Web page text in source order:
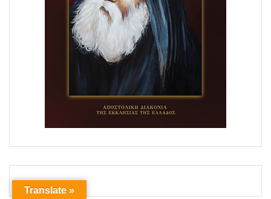
Translate »